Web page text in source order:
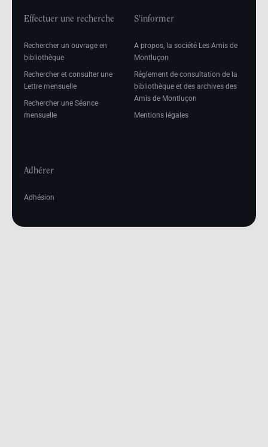
Effectuer une recherche
Rechercher un ouvrage en
bibliothèque
Rechercher et consulter une
Lettre mensuelle
Rechercher une Séance
mensuelle
S'informer
A propos, la société Les Amis de
Montluçon
Réglement de consultation de la
bibliothèque et des archives des
Amis de Montluçon
Mentions légales
Adhérer
Adhésion